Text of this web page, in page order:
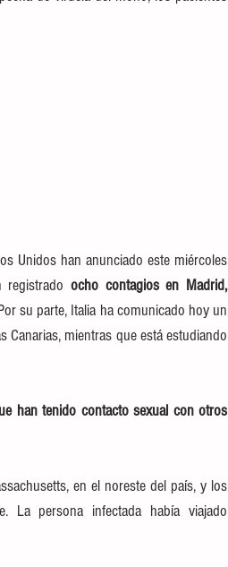
Unidos han anunciado este miércoles
ocho contagios en Madrid,
su parte, Italia ha comunicado hoy un
mientras que está estudiando
han tenido contacto sexual con otros
en el noreste del país, y los
La persona infectada había viajado